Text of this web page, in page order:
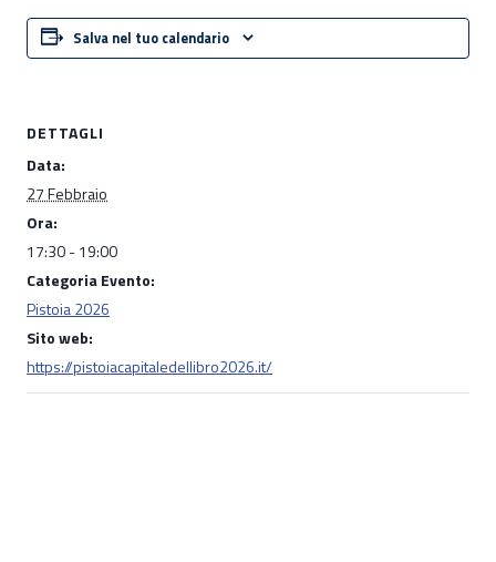
Salva nel tuo calendario
DETTAGLI
Data:
27 Febbraio
Ora:
17:30 - 19:00
Categoria Evento:
Pistoia 2026
Sito web:
https://pistoiacapitaledellibro2026.it/